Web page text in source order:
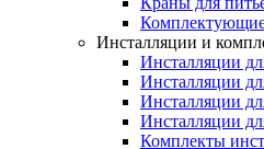
Инсталляции и
Инсталляции
Инсталляции
Инсталляции
Инсталляции
Комплекты